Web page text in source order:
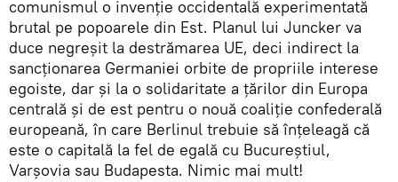
comunismul o invenție occidentală experimentată
brutal pe popoarele din Est. Planul lui Juncker va
duce negreșit la destrămarea UE, deci indirect la
sancționarea Germaniei orbite de propriile interese
egoiste, dar și la o solidaritate a țărilor din Europa
centrală și de est pentru o nouă coaliție confederală
europeană, în care Berlinul trebuie să înțeleagă că
este o capitală la fel de egală cu Bucureștiul,
Varșovia sau Budapesta. Nimic mai mult!